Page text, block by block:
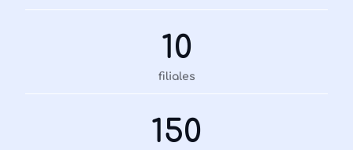
10
filiales
150